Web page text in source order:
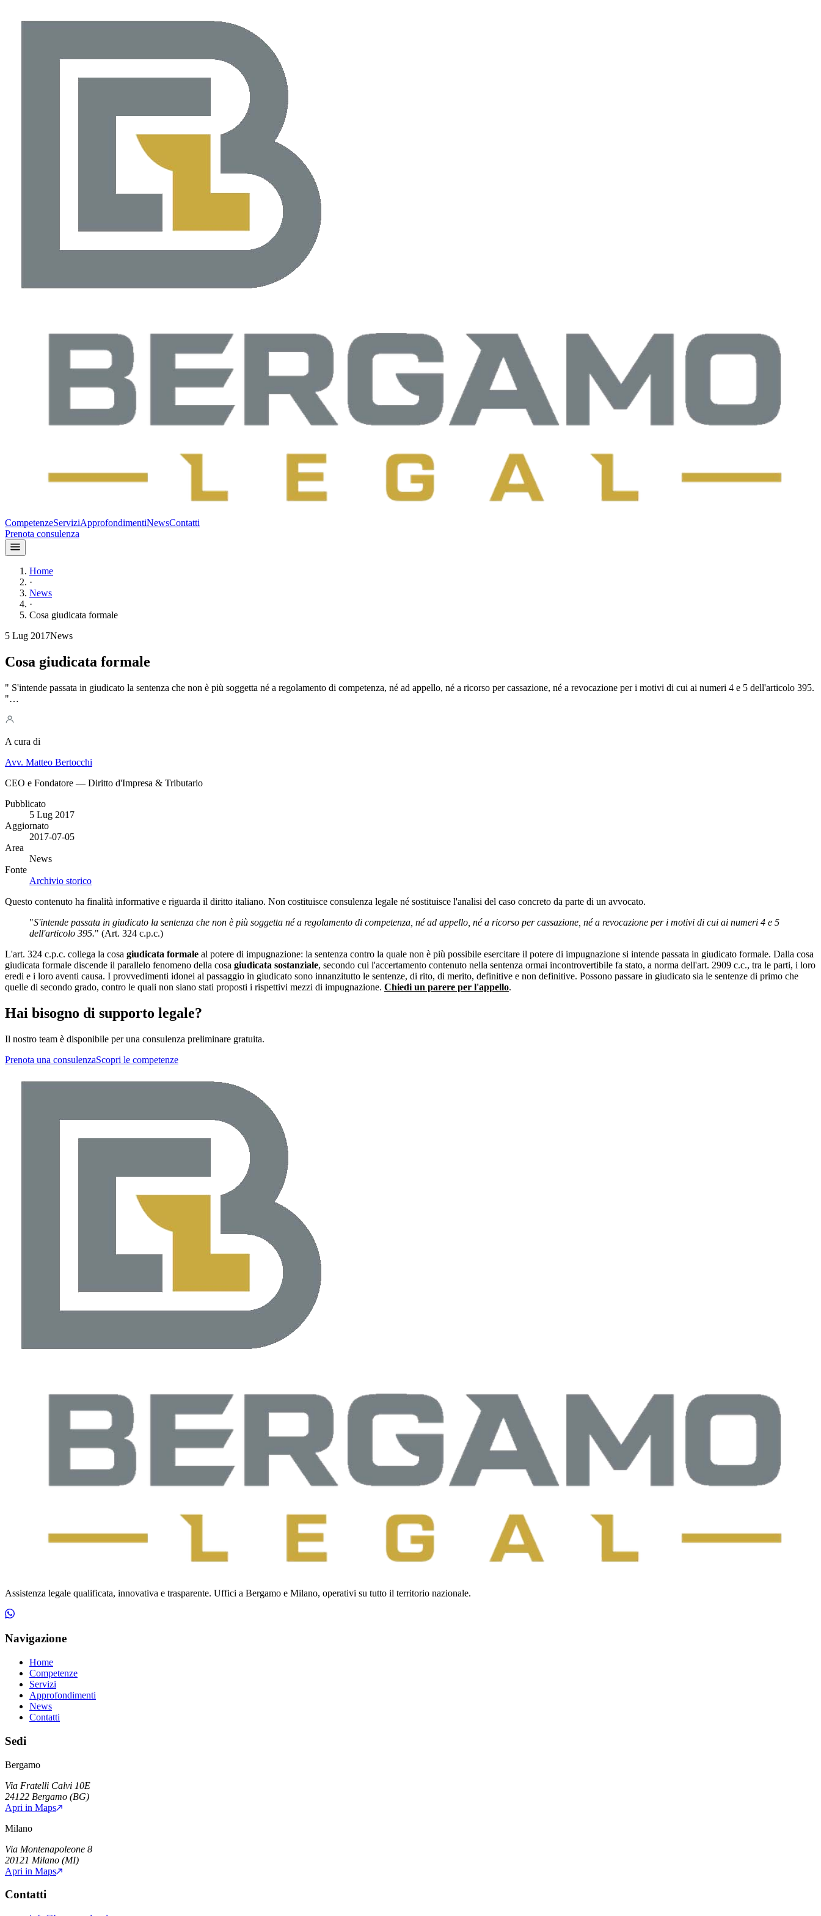
CompetenzeServiziApprofondimentiNewsContatti
Prenota consulenza
Home
·
News
·
Cosa giudicata formale
5 Lug 2017News
Cosa giudicata formale
" S'intende passata in giudicato la sentenza che non è più soggetta né a regolamento di competenza, né ad appello, né a ricorso per cassazione, né a revocazione per i motivi di cui ai numeri 4 e 5 dell'articolo 395.
"…
A cura di
Avv. Matteo Bertocchi
CEO e Fondatore — Diritto d'Impresa & Tributario
Pubblicato
5 Lug 2017
Aggiornato
2017-07-05
Area
News
Fonte
Archivio storico
Questo contenuto ha finalità informative e riguarda il diritto italiano. Non costituisce consulenza legale né sostituisce l'analisi del caso concreto da parte di un avvocato.
"S'intende passata in giudicato la sentenza che non è più soggetta né a regolamento di competenza, né ad appello, né a ricorso per cassazione, né a revocazione per i motivi di cui ai numeri 4 e 5
dell'articolo 395." (Art. 324 c.p.c.)
L'art. 324 c.p.c. collega la cosa giudicata formale al potere di impugnazione: la sentenza contro la quale non è più possibile esercitare il potere di impugnazione si intende passata in giudicato formale. Dalla cosa
giudicata formale discende il parallelo fenomeno della cosa giudicata sostanziale, secondo cui l'accertamento contenuto nella sentenza ormai incontrovertibile fa stato, a norma dell'art. 2909 c.c., tra le parti, i loro
eredi e i loro aventi causa. I provvedimenti idonei al passaggio in giudicato sono innanzitutto le sentenze, di rito, di merito, definitive e non definitive. Possono passare in giudicato sia le sentenze di primo che
quelle di secondo grado, contro le quali non siano stati proposti i rispettivi mezzi di impugnazione. Chiedi un parere per l'appello.
Hai bisogno di supporto legale?
Il nostro team è disponibile per una consulenza preliminare gratuita.
Prenota una consulenzaScopri le competenze
Assistenza legale qualificata, innovativa e trasparente. Uffici a Bergamo e Milano, operativi su tutto il territorio nazionale.
Navigazione
Home
Competenze
Servizi
Approfondimenti
News
Contatti
Sedi
Bergamo
Via Fratelli Calvi 10E
24122 Bergamo (BG)
Apri in Maps
Milano
Via Montenapoleone 8
20121 Milano (MI)
Apri in Maps
Contatti